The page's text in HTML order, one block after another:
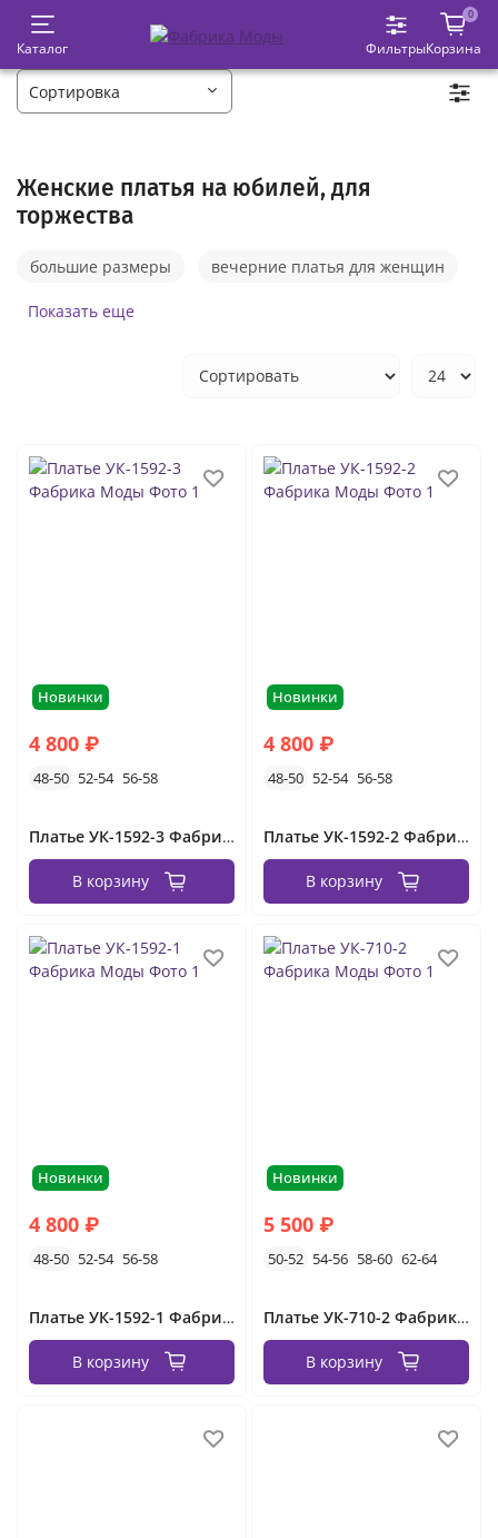
Каталог Фильтры
0
Корзина
Женские платья на юбилей, для
торжества
большие размеры
вечерние платья для женщин
летние платья женские
Показать еще
Новинки
4 800 ₽
48-50 52-54 56-58
Платье УК-1592-3 Фабрика Моды
В корзину
Новинки
4 800 ₽
48-50 52-54 56-58
Платье УК-1592-2 Фабрика Моды
В корзину
Новинки
4 800 ₽
48-50 52-54 56-58
Платье УК-1592-1 Фабрика Моды
В корзину
Новинки
5 500 ₽
50-52 54-56 58-60 62-64
Платье УК-710-2 Фабрика Моды
В корзину